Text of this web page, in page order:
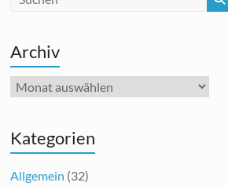
Archiv
Archiv
Kategorien
Allgemein (32)